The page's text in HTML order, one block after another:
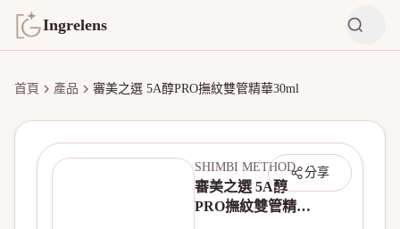
Ingrelens
首頁 產品 審美之選 5A醇PRO撫紋雙管精華30ml
分享
SHIMBI METHOD
審美之選 5A醇
PRO撫紋雙管精華